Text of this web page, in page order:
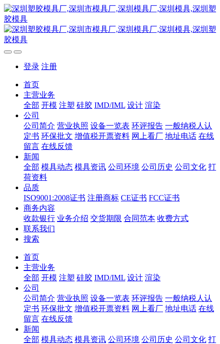
登录 注册
首页
主营业务
全部 开模 注塑 硅胶 IMD/IML 设计 渲染
公司
公司简介 营业执照 设备一览表 环评报告 一般纳税人认
定书 环保批文 增值税开票资料 网上看厂 地址电话 在线
留言 在线反馈
新闻
全部 模具动态 模具资讯 公司环境 公司历史 公司文化 打
荷资料
品质
ISO9001:2008证书 注册商标 CE证书 FCC证书
商务内容
收款银行 业务介绍 交货期限 合同范本 收费方式
联系我们
搜索
首页
主营业务
全部 开模 注塑 硅胶 IMD/IML 设计 渲染
公司
公司简介 营业执照 设备一览表 环评报告 一般纳税人认
定书 环保批文 增值税开票资料 网上看厂 地址电话 在线
留言 在线反馈
新闻
全部 模具动态 模具资讯 公司环境 公司历史 公司文化 打